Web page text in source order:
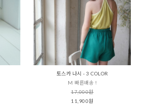
토스카 나시 - 3 COLOR
M 빠른배송 !
17,000원
11,900원